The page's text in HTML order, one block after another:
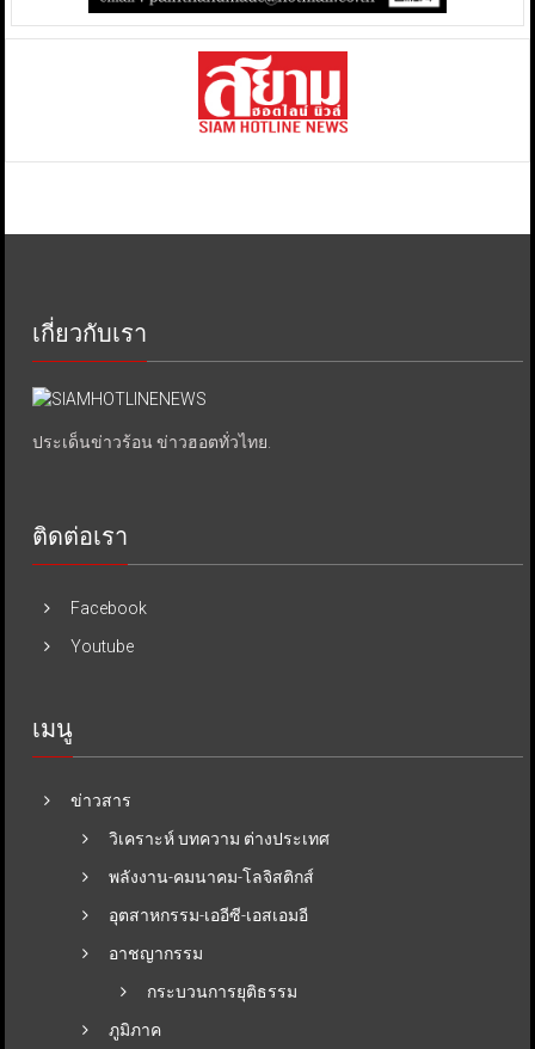
เกี่ยวกับเรา
ประเด็นข่าวร้อน ข่าวฮอตทั่วไทย.
ติดต่อเรา
Facebook
Youtube
เมนู
ข่าวสาร
วิเคราะห์ บทความ ต่างประเทศ
พลังงาน-คมนาคม-โลจิสติกส์
อุตสาหกรรม-เออีซี-เอสเอมอี
อาชญากรรม
กระบวนการยุติธรรม
ภูมิภาค